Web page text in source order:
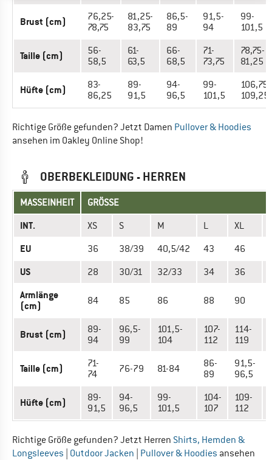
Brust (cm)
76,25-
78,75
81,25-
83,75
86,5-
89
91,5-
94
99-
101,5
Taille (cm)
56-
58,5
61-
63,5
66-
68,5
71-
73,75
78,75-
81,25
Hüfte (cm)
83-
86,25
89-
91,5
94-
96,5
99-
101,5
106,75-
109,25
Richtige Größe gefunden? Jetzt Damen Pullover & Hoodies
ansehen im Oakley Online Shop!
OBERBEKLEIDUNG - HERREN
MASSEINHEIT GRÖSSE
INT. XS S M L XL
EU 36 38/39 40,5/42 43 46
US 28 30/31 32/33 34 36
Armlänge
(cm)
84 85 86 88 90
Brust (cm)
89-
94
96,5-
99
101,5-
104
107-
112
114-
119
Taille (cm)
71-
74
76-79 81-84
86-
89
91,5-
96,5
Hüfte (cm)
89-
91,5
94-
96,5
99-
101,5
104-
107
109-
112
Richtige Größe gefunden? Jetzt Herren Shirts, Hemden &
Longsleeves Outdoor Jacken Pullover & Hoodies ansehen